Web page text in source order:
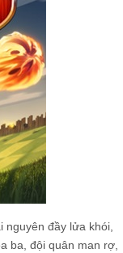
nguyên đầy lửa khói,
ba, đội quân man rợ,